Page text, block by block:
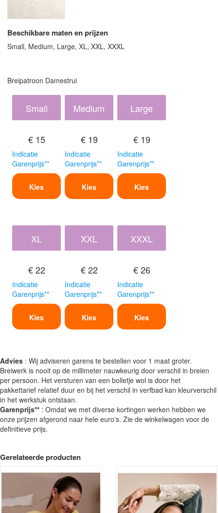
Beschikbare maten en prijzen
Small, Medium, Large, XL, XXL, XXXL
Breipatroon Damestrui
Small
€ 15
Indicatie
Garenprijs**
Kies
Medium
€ 19
Indicatie
Garenprijs**
Kies
Large
€ 19
Indicatie
Garenprijs**
Kies
XL
€ 22
Indicatie
Garenprijs**
Kies
XXL
€ 22
Indicatie
Garenprijs**
Kies
XXXL
€ 26
Indicatie
Garenprijs**
Kies
Advies : Wij adviseren garens te bestellen voor 1 maat groter.
Breiwerk is nooit op de millimeter nauwkeurig door verschil in breien
per persoon. Het versturen van een bolletje wol is door het
pakkettarief relatief duur en bij het verschil in verfbad kan kleurverschil
in het werkstuk ontstaan.
Garenprijs** : Omdat we met diverse kortingen werken hebben we
onze prijzen afgerond naar hele euro's. Zie de winkelwagen voor de
definitieve prijs.
Gerelateerde producten